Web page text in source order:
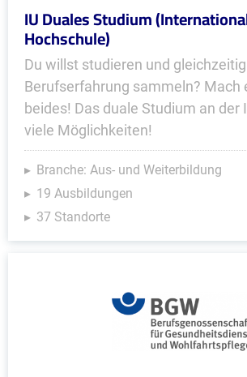
IU Duales Studium
Hochschule)
Du willst studieren und gleichzeitig
Berufserfahrung sammeln? Mach
beides! Das duale Studium an der
viele Möglichkeiten!
Branche: Aus- und Weiterbildung
19 Ausbildungen
37 Standorte